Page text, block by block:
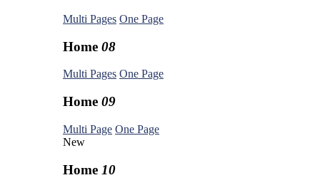
Multi Pages One Page
Home 08
Multi Pages One Page
Home 09
Multi Page One Page
New
Home 10